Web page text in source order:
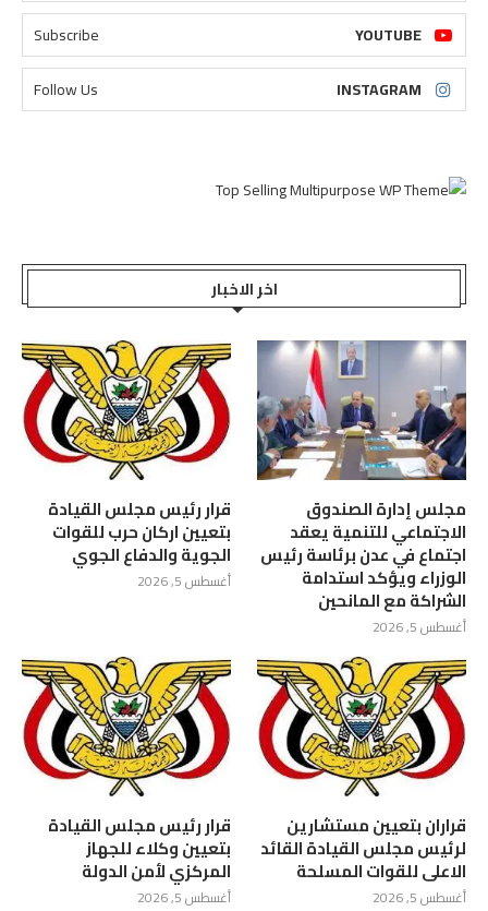
YOUTUBE
Subscribe
INSTAGRAM
Follow Us
اخر الاخبار
مجلس إدارة الصندوق
الاجتماعي للتنمية يعقد
اجتماع في عدن برئاسة رئيس
الوزراء ويؤكد استدامة
الشراكة مع المانحين
أغسطس 5, 2026
قرار رئيس مجلس القيادة
بتعيين اركان حرب للقوات
الجوية والدفاع الجوي
أغسطس 5, 2026
قراران بتعيين مستشارين
لرئيس مجلس القيادة القائد
الاعلى للقوات المسلحة
أغسطس 5, 2026
قرار رئيس مجلس القيادة
بتعيين وكلاء للجهاز
المركزي لأمن الدولة
أغسطس 5, 2026